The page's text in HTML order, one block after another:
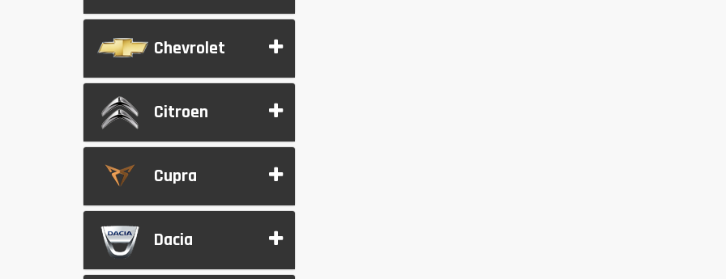
Chevrolet
Citroen
Cupra
Dacia